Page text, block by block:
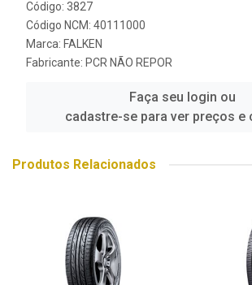
Código: 3827
Código NCM: 40111000
Marca: FALKEN
Fabricante: PCR NÃO REPOR
Faça seu login ou
cadastre-se para ver preços e
Produtos Relacionados